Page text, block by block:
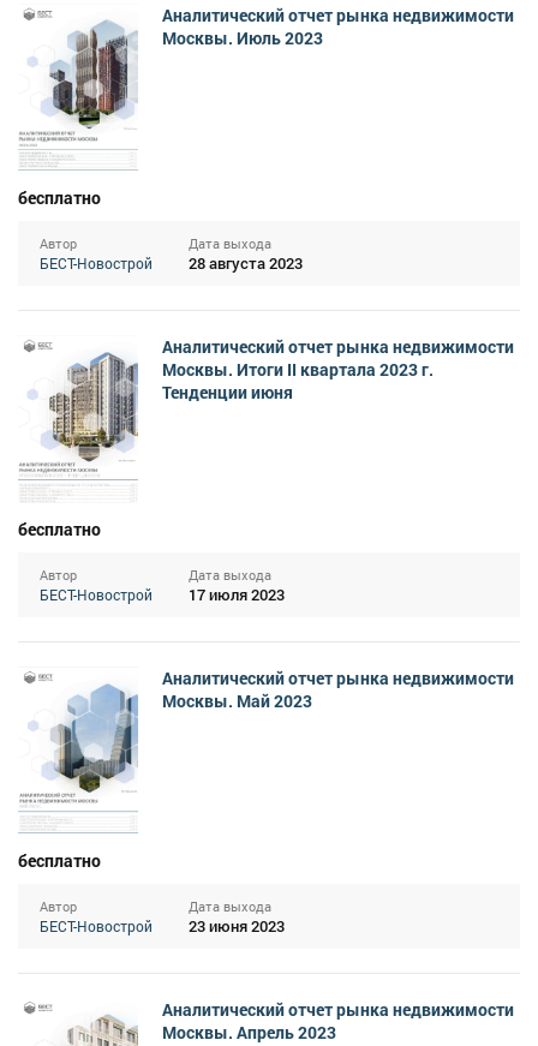
Аналитический отчет рынка недвижимости
Москвы. Июль 2023
бесплатно
Автор
БЕСТ-Новострой
Дата выхода
28 августа 2023
Аналитический отчет рынка недвижимости
Москвы. Итоги II квартала 2023 г.
Тенденции июня
бесплатно
Автор
БЕСТ-Новострой
Дата выхода
17 июля 2023
Аналитический отчет рынка недвижимости
Москвы. Май 2023
бесплатно
Автор
БЕСТ-Новострой
Дата выхода
23 июня 2023
Аналитический отчет рынка недвижимости
Москвы. Апрель 2023